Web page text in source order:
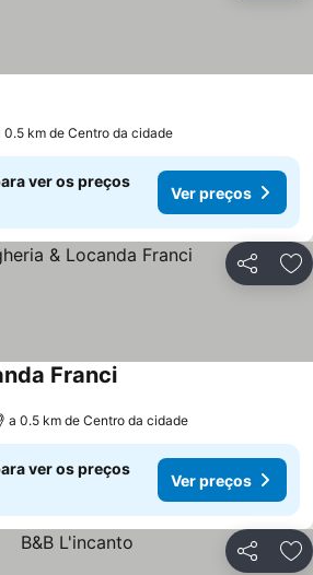
0.5 km de Centro da cidade
ver os preços
Ver preços
Partilhar
FranciVer preços
a 0.5 km de Centro da cidade
ver os preços
Ver preços
Partilhar